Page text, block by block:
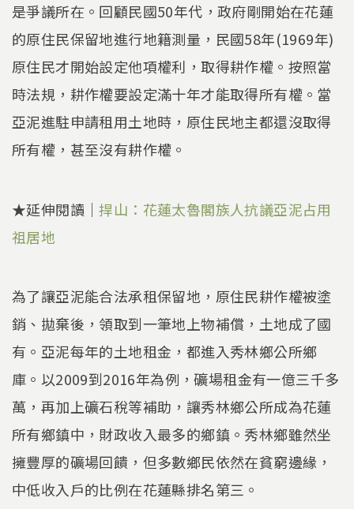
是爭議所在。回顧民國50年代，政府剛開始在花蓮
的原住民保留地進行地籍測量，民國58年(1969年)
原住民才開始設定他項權利，取得耕作權。按照當
時法規，耕作權要設定滿十年才能取得所有權。當
亞泥進駐申請租用土地時，原住民地主都還沒取得
所有權，甚至沒有耕作權。
★延伸閱讀｜捍山：花蓮太魯閣族人抗議亞泥占用
祖居地
為了讓亞泥能合法承租保留地，原住民耕作權被塗
銷、拋棄後，領取到一筆地上物補償，土地成了國
有。亞泥每年的土地租金，都進入秀林鄉公所鄉
庫。以2009到2016年為例，礦場租金有一億三千多
萬，再加上礦石稅等補助，讓秀林鄉公所成為花蓮
所有鄉鎮中，財政收入最多的鄉鎮。秀林鄉雖然坐
擁豐厚的礦場回饋，但多數鄉民依然在貧窮邊緣，
中低收入戶的比例在花蓮縣排名第三。